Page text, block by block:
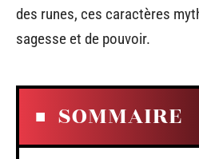
des runes, ces caractères
sagesse et de pouvoir.
SOMMAIRE